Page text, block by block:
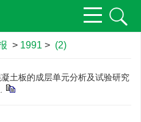
> 1991 > (2)
土板的成层单元分析及试验研究